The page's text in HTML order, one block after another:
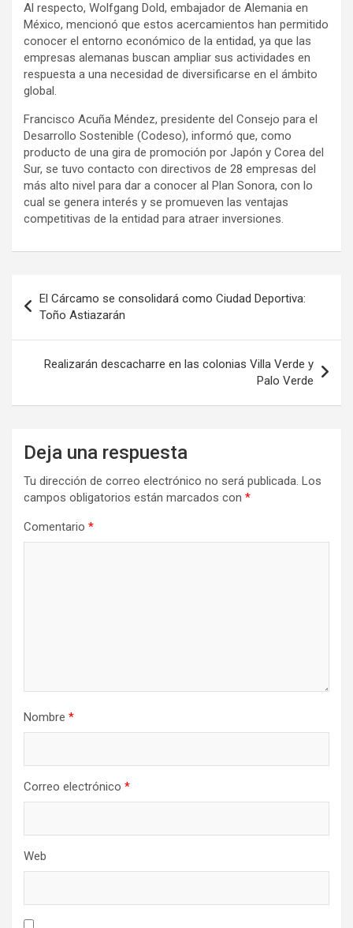
Al respecto, Wolfgang Dold, embajador de Alemania en
México, mencionó que estos acercamientos han permitido
conocer el entorno económico de la entidad, ya que las
empresas alemanas buscan ampliar sus actividades en
respuesta a una necesidad de diversificarse en el ámbito
global.
Francisco Acuña Méndez, presidente del Consejo para el
Desarrollo Sostenible (Codeso), informó que, como
producto de una gira de promoción por Japón y Corea del
Sur, se tuvo contacto con directivos de 28 empresas del
más alto nivel para dar a conocer al Plan Sonora, con lo
cual se genera interés y se promueven las ventajas
competitivas de la entidad para atraer inversiones.
de
entradas
El Cárcamo se consolidará como Ciudad Deportiva:
Toño Astiazarán
Realizarán descacharre en las colonias Villa Verde y
Palo Verde
Deja una respuesta
Tu dirección de correo electrónico no será publicada. Los
campos obligatorios están marcados con *
Comentario *
Nombre *
Correo electrónico *
Web